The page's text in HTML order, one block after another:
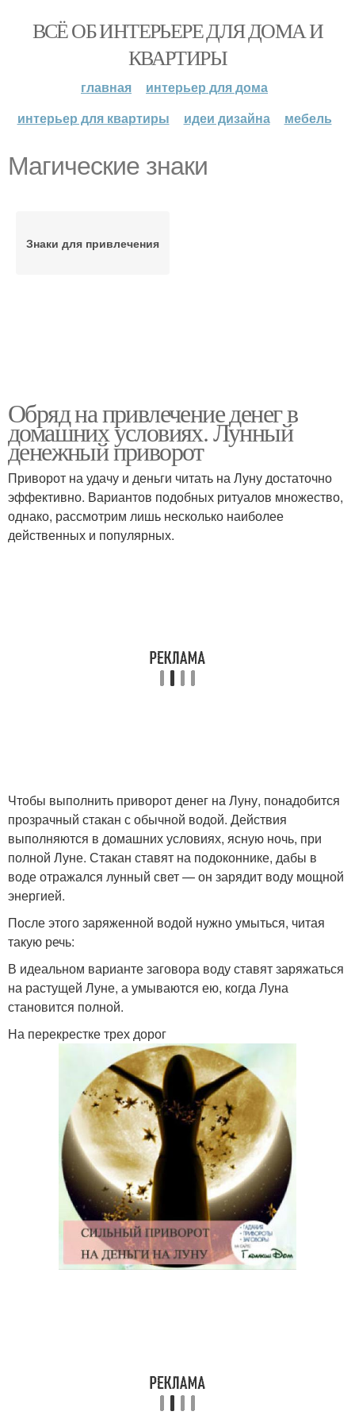
ВСЁ ОБ ИНТЕРЬЕРЕ ДЛЯ ДОМА И
КВАРТИРЫ
главная
интерьер для дома
интерьер для квартиры
идеи дизайна мебель
Магические знаки
Знаки для привлечения
Обряд на привлечение денег в
домашних условиях. Лунный
денежный приворот
Приворот на удачу и деньги читать на Луну достаточно
эффективно. Вариантов подобных ритуалов множество,
однако, рассмотрим лишь несколько наиболее
действенных и популярных.
Чтобы выполнить приворот денег на Луну, понадобится
прозрачный стакан с обычной водой. Действия
выполняются в домашних условиях, ясную ночь, при
полной Луне. Стакан ставят на подоконнике, дабы в
воде отражался лунный свет — он зарядит воду мощной
энергией.
После этого заряженной водой нужно умыться, читая
такую речь:
В идеальном варианте заговора воду ставят заряжаться
на растущей Луне, а умываются ею, когда Луна
становится полной.
На перекрестке трех дорог